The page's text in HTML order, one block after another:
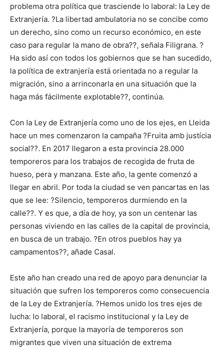
problema otra política que trasciende lo laboral: la Ley de
Extranjería. ?La libertad ambulatoria no se concibe como
un derecho, sino como un recurso económico, en este
caso para regular la mano de obra??, señala Filigrana. ?
Ha sido así con todos los gobiernos que se han sucedido,
la política de extranjería está orientada no a regular la
migración, sino a arrinconarla en una situación que la
haga más fácilmente explotable??, continúa.
Con la Ley de Extranjería como uno de los ejes, en Lleida
hace un mes comenzaron la campaña ?Fruita amb justícia
social??. En 2017 llegaron a esta provincia 28.000
temporeros para los trabajos de recogida de fruta de
hueso, pera y manzana. Este año, la gente comenzó a
llegar en abril. Por toda la ciudad se ven pancartas en las
que se lee: ?Silencio, temporeros durmiendo en la
calle??. Y es que, a día de hoy, ya son un centenar las
personas viviendo en las calles de la capital de provincia,
en busca de un trabajo. ?En otros pueblos hay ya
campamentos??, añade Casal.
Este año han creado una red de apoyo para denunciar la
situación que sufren los temporeros como consecuencia
de la Ley de Extranjería. ?Hemos unido los tres ejes de
lucha: lo laboral, el racismo institucional y la Ley de
Extranjería, porque la mayoría de temporeros son
migrantes que viven una situación de extrema